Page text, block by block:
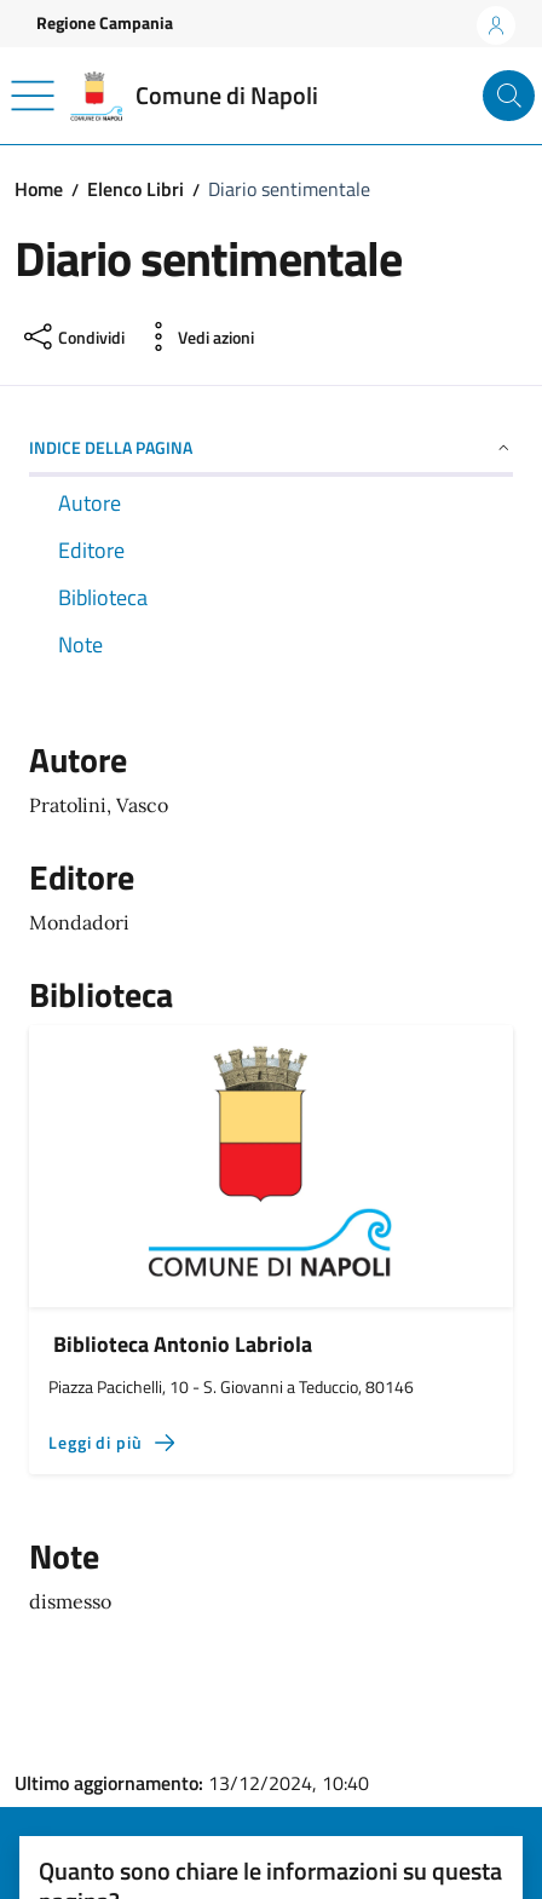
Vai ai contenuti
Vai al footer
Regione Campania
Comune di Napoli
Home Elenco Libri Diario sentimentale
Diario sentimentale
Condividi Vedi azioni
INDICE DELLA PAGINA
Autore
Editore
Biblioteca
Note
Autore
Pratolini, Vasco
Editore
Mondadori
Biblioteca
Biblioteca Antonio Labriola
Piazza Pacichelli, 10 - S. Giovanni a Teduccio, 80146
Leggi di più
Note
dismesso
Ultimo aggiornamento: 13/12/2024, 10:40
Quanto sono chiare le informazioni su questa